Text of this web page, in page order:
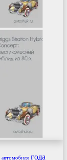
автомобиля года